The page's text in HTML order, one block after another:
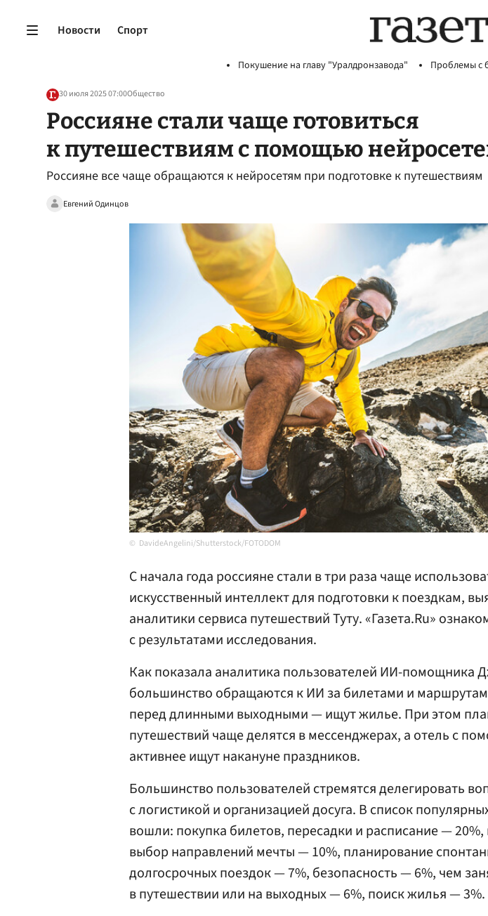
Новости Спорт
Покушение на главу "Уралдронзавода" Проблемы с
30 июля 2025 07:00Общество
Россияне стали чаще готовиться
к путешествиям с помощью
Россияне все чаще обращаются к нейросетям при подготовке к путешествиям
Евгений Одинцов
DavideAngelini/Shutterstock/FOTODOM
С начала года россияне стали в три раза чаще
искусственный интеллект для подготовки к поездкам,
аналитики сервиса путешествий Туту. «Газета.Ru»
с результатами исследования.
Как показала аналитика пользователей ИИ-помощника
большинство обращаются к ИИ за билетами и
перед длинными выходными — ищут жилье. При этом
путешествий чаще делятся в мессенджерах, а отель с
активнее ищут накануне праздников.
Большинство пользователей стремятся делегировать
с логистикой и организацией досуга. В список
вошли: покупка билетов, пересадки и расписание —
выбор направлений мечты — 10%, планирование
долгосрочных поездок — 7%, безопасность — 6%, чем
в путешествии или на выходных — 6%, поиск жилья — 3%.